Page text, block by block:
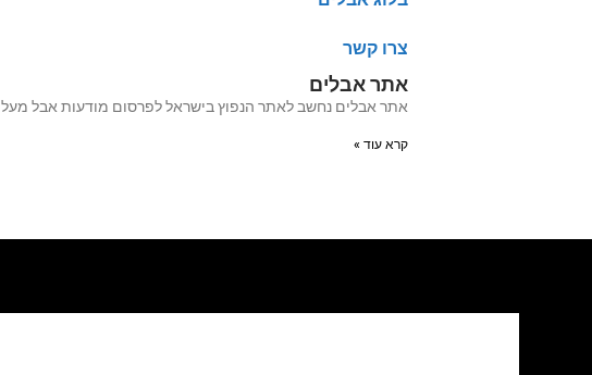
צרו קשר
אתר אבלים
אתר אבלים נחשב לאתר הנפוץ בישראל לפרסום מודעות אבל מעל 20 שנה האתר עבר לאחרונה שדרוג מערכות על מנת שכל
קרא עוד »